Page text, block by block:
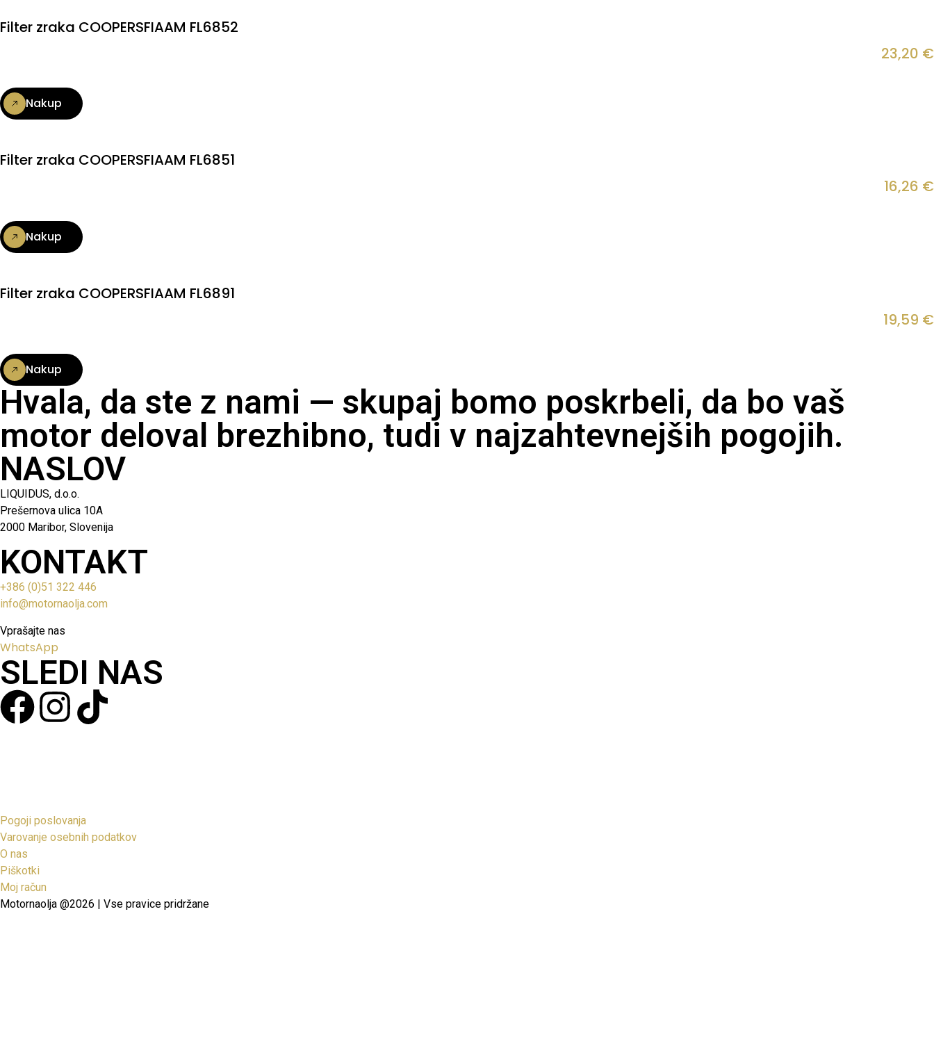
Filter zraka COOPERSFIAAM FL6852
23,20 €
Nakup
Filter zraka COOPERSFIAAM FL6851
16,26 €
Nakup
Filter zraka COOPERSFIAAM FL6891
19,59 €
Nakup
Hvala, da ste z nami — skupaj bomo poskrbeli, da bo vaš
motor deloval brezhibno, tudi v najzahtevnejših pogojih.
NASLOV
LIQUIDUS, d.o.o.
Prešernova ulica 10A
2000 Maribor, Slovenija
KONTAKT
+386 (0)51 322 446
info@motornaolja.com
Vprašajte nas
WhatsApp
SLEDI NAS
Pogoji poslovanja
Varovanje osebnih podatkov
O nas
Piškotki
Moj račun
Motornaolja @2026 | Vse pravice pridržane